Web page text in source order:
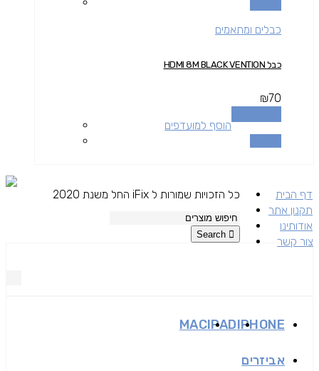
כבלים ומתאמים
כבל HDMI 8M BLACK VENTION
₪70
הוסף למועדפים
דף הבית
תקנון אתר
אודותינו
צור קשר
כל הזכויות שמורות ל iFix החל משנת 2020
IPHONE
IPAD
MAC
אביזרים
Search